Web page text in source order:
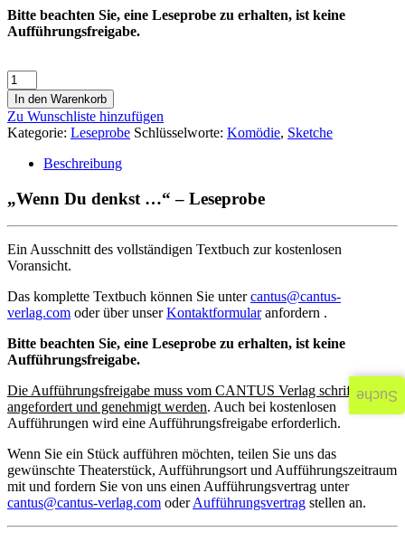
Bitte beachten Sie, eine Leseprobe zu erhalten, ist keine
Aufführungsfreigabe.
In den Warenkorb
Zu Wunschliste hinzufügen
Kategorie: Leseprobe Schlüsselworte: Komödie, Sketche
Beschreibung
„Wenn Du denkst …“ – Leseprobe
Ein Ausschnitt des vollständigen Textbuch zur kostenlosen
Voransicht.
Das komplette Textbuch können Sie untercantus@cantus-
verlag.com oder über unserKontaktformularanfordern .
Bitte beachten Sie, eine Leseprobe zu erhalten, ist keine
Aufführungsfreigabe.
Die Aufführungsfreigabe muss vom CANTUS Verlag schriftlich
angefordert und genehmigt werden. Auch bei kostenlosen
Aufführungen wird eine Aufführungsfreigabe erforderlich.
Wenn Sie ein Stück aufführen möchten, teilen Sie uns das
gewünschte Theaterstück, Aufführungsort und Aufführungszeitraum
mit und fordern Sie von uns einen Aufführungsvertrag unter
cantus@cantus-verlag.com oderAufführungsvertrag stellen an.
Suche